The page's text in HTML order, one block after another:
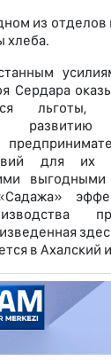
из отделов
хлеба.
Сердара
льготы,
развитию
для их
выгодными
в Ахалский